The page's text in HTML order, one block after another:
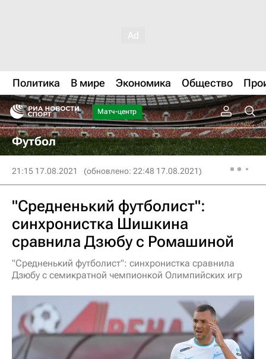
Политика В мире Экономика Общество
Матч-центр
Футбол
21:15 17.08.2021 (обновлено: 22:48 17.08.2021)
"Средненький футболист":
синхронистка Шишкина
сравнила Дзюбу с Ромашиной
"Средненький футболист": синхронистка сравнила
Дзюбу с семикратной чемпионкой Олимпийских игр